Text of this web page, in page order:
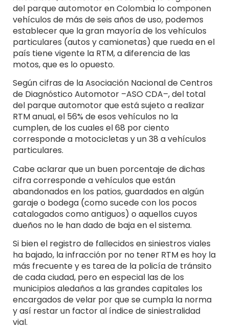
del parque automotor en Colombia lo componen
vehículos de más de seis años de uso, podemos
establecer que la gran mayoría de los vehículos
particulares (autos y camionetas) que rueda en el
país tiene vigente la RTM, a diferencia de las
motos, que es lo opuesto.
Según cifras de la Asociación Nacional de Centros
de Diagnóstico Automotor –ASO CDA–, del total
del parque automotor que está sujeto a realizar
RTM anual, el 56% de esos vehículos no la
cumplen, de los cuales el 68 por ciento
corresponde a motocicletas y un 38 a vehículos
particulares.
Cabe aclarar que un buen porcentaje de dichas
cifra corresponde a vehículos que están
abandonados en los patios, guardados en algún
garaje o bodega (como sucede con los pocos
catalogados como antiguos) o aquellos cuyos
dueños no le han dado de baja en el sistema.
Si bien el registro de fallecidos en siniestros viales
ha bajado, la infracción por no tener RTM es hoy la
más frecuente y es tarea de la policía de tránsito
de cada ciudad, pero en especial las de los
municipios aledaños a las grandes capitales los
encargados de velar por que se cumpla la norma
y así restar un factor al índice de siniestralidad
vial.